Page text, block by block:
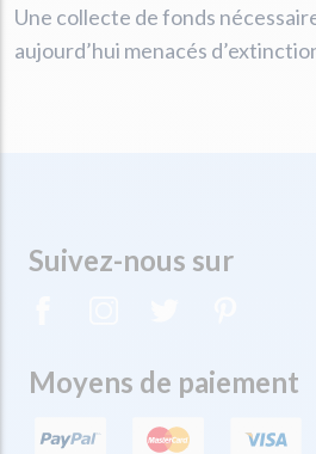
Une collecte de fonds
aujourd’hui menacés
Suivez-nous sur
Moyens de paiement